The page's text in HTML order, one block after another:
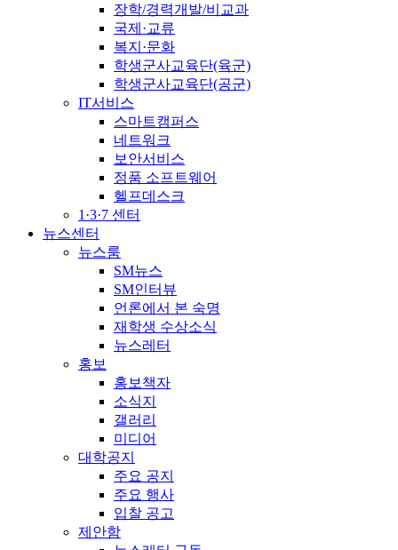
장학/경력개발/비교과
국제·교류
복지·문화
학생군사교육단(육군)
학생군사교육단(공군)
IT서비스
스마트캠퍼스
네트워크
보안서비스
정품 소프트웨어
헬프데스크
1·3·7 센터
뉴스센터
뉴스룸
SM뉴스
SM인터뷰
언론에서 본 숙명
재학생 수상소식
뉴스레터
홍보
홍보책자
소식지
갤러리
미디어
대학공지
주요 공지
주요 행사
입찰 공고
제안함